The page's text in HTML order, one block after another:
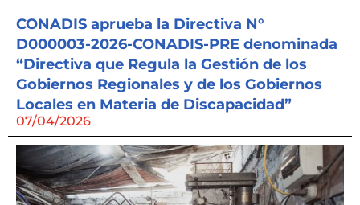
CONADIS aprueba la Directiva N°
D000003-2026-CONADIS-PRE denominada
“Directiva que Regula la Gestión de los
Gobiernos Regionales y de los Gobiernos
Locales en Materia de Discapacidad”
07/04/2026